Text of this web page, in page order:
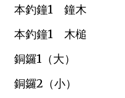
本釣鐘1 鐘木
本釣鐘1 木槌
銅鑼1（大）
銅鑼2（小）